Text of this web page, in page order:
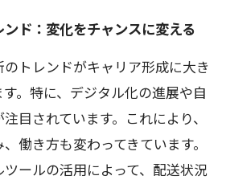
ド：変化をチャンスに変える
トレンドがキャリア形成に大き
。特に、デジタル化の進展や自
目されています。これにより、
働き方も変わってきています。
ールの活用によって、配送状況